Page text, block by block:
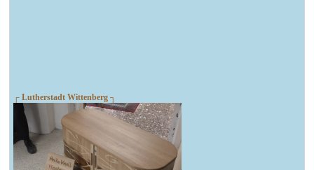
┌ Lutherstadt Wittenberg ┐